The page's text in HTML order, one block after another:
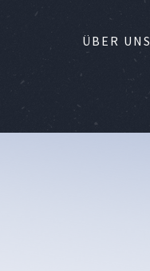
ÜBER UNS